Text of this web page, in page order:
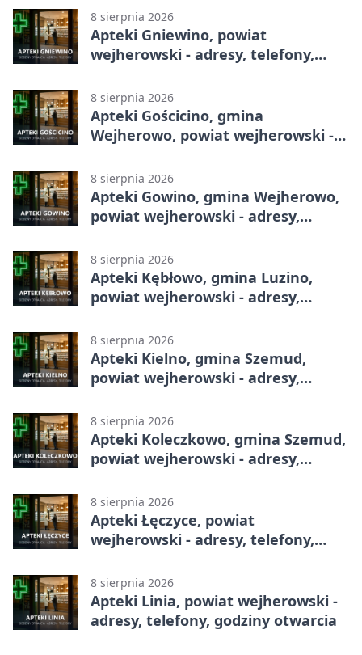
8 sierpnia 2026
Apteki Gniewino, powiat
wejherowski - adresy, telefony,
8 sierpnia 2026
Apteki Gościcino, gmina
Wejherowo, powiat wejherowski -
8 sierpnia 2026
Apteki Gowino, gmina Wejherowo,
powiat wejherowski - adresy,
8 sierpnia 2026
Apteki Kębłowo, gmina Luzino,
powiat wejherowski - adresy,
8 sierpnia 2026
Apteki Kielno, gmina Szemud,
powiat wejherowski - adresy,
8 sierpnia 2026
Apteki Koleczkowo, gmina Szemud,
powiat wejherowski - adresy,
8 sierpnia 2026
Apteki Łęczyce, powiat
wejherowski - adresy, telefony,
8 sierpnia 2026
Apteki Linia, powiat wejherowski -
adresy, telefony, godziny otwarcia